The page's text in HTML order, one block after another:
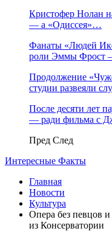
Кристофер Нолан
— а «Одиссея»…
Фанаты «Людей
роли Эммы
Продолжение
студии развеяли
После десяти лет
— ради фильма с
Пред След
Интересные Факты
Главная
Новости
Культура
Опера без певцов
из Консерватории